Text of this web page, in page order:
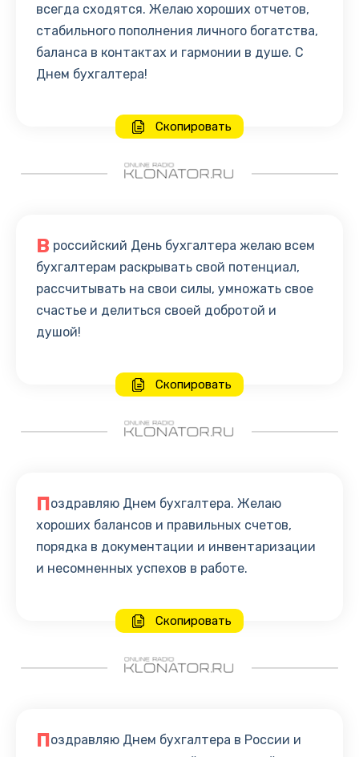
всегда сходятся. Желаю хороших отчетов,
стабильного пополнения личного богатства,
баланса в контактах и гармонии в душе. С
Днем бухгалтера!
Скопировать
В российский День бухгалтера желаю всем
бухгалтерам раскрывать свой потенциал,
рассчитывать на свои силы, умножать свое
счастье и делиться своей добротой и
душой!
Скопировать
Поздравляю Днем бухгалтера. Желаю
хороших балансов и правильных счетов,
порядка в документации и инвентаризации
и несомненных успехов в работе.
Скопировать
Поздравляю Днем бухгалтера в России и